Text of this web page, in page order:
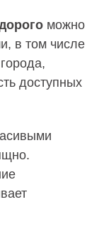
можно
в том числе
доступных